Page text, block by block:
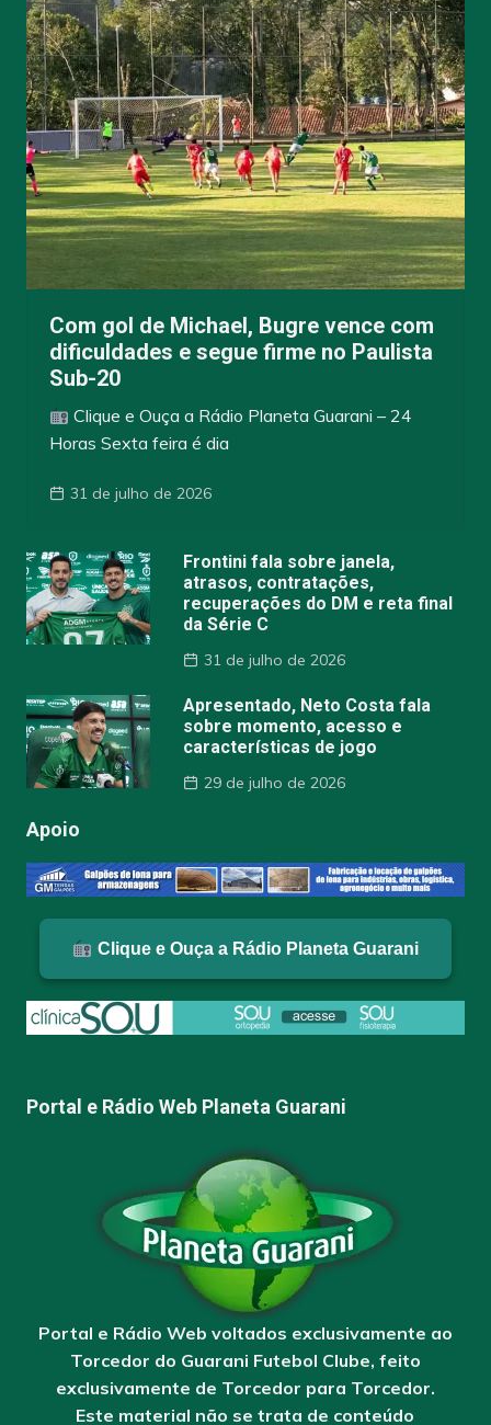
Com gol de Michael, Bugre vence com
dificuldades e segue firme no Paulista
Sub-20
Clique e Ouça a Rádio Planeta Guarani – 24
Horas Sexta feira é dia
31 de julho de 2026
Frontini fala sobre janela,
atrasos, contratações,
recuperações do DM e reta final
da Série C
31 de julho de 2026
Apresentado, Neto Costa fala
sobre momento, acesso e
características de jogo
29 de julho de 2026
Apoio
Clique e Ouça a Rádio Planeta Guarani
Portal e Rádio Web Planeta Guarani
Portal e Rádio Web voltados exclusivamente ao
Torcedor do Guarani Futebol Clube, feito
exclusivamente de Torcedor para Torcedor.
Este material não se trata de conteúdo